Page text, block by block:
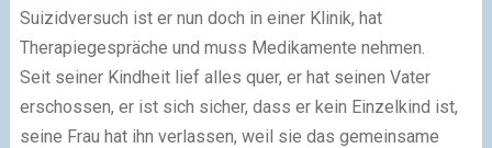
Suizidversuch ist er nun doch in einer Klinik, hat
Therapiegespräche und muss Medikamente nehmen.
Seit seiner Kindheit lief alles quer, er hat seinen Vater
erschossen, er ist sich sicher, dass er kein Einzelkind ist,
seine Frau hat ihn verlassen, weil sie das gemeinsame